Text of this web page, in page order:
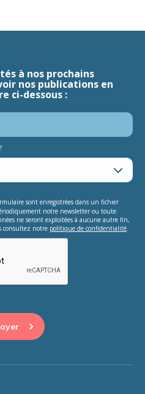
à nos prochains
nos publications en
ci-dessous :
sont enregistrées dans un fichier
notre newsletter ou toute
ne seront exploitées à aucune autre fin,
consultez notre politique de confidentialité.